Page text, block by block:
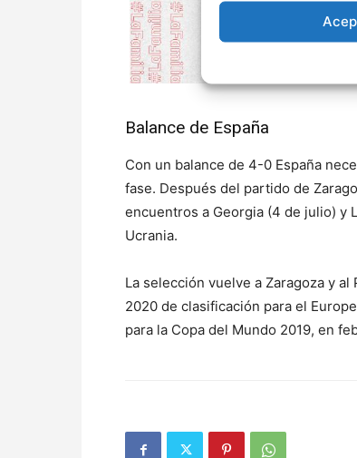
Balance de España
Con un balance de 4-0 España
fase. Después del partido de
encuentros a Georgia (4 de julio) y
Ucrania.
La selección vuelve a Zaragoza y
2020 de clasificación para el
para la Copa del Mundo 2019, en